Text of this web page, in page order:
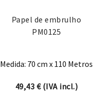
Papel de embrulho
PM0125
Medida: 70 cm x 110 Metros
49,43 €(IVA incl.)